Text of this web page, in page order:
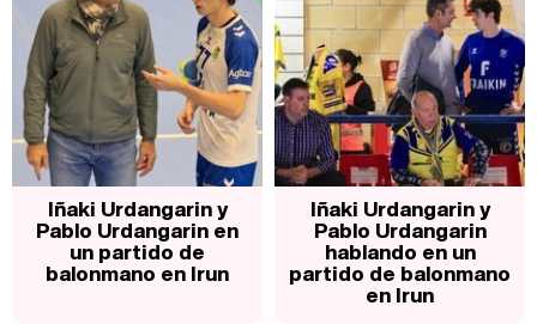
Iñaki Urdangarin y
Pablo Urdangarin en
un partido de
balonmano en Irun
Iñaki Urdangarin y
Pablo Urdangarin
hablando en un
partido de balonmano
en Irun